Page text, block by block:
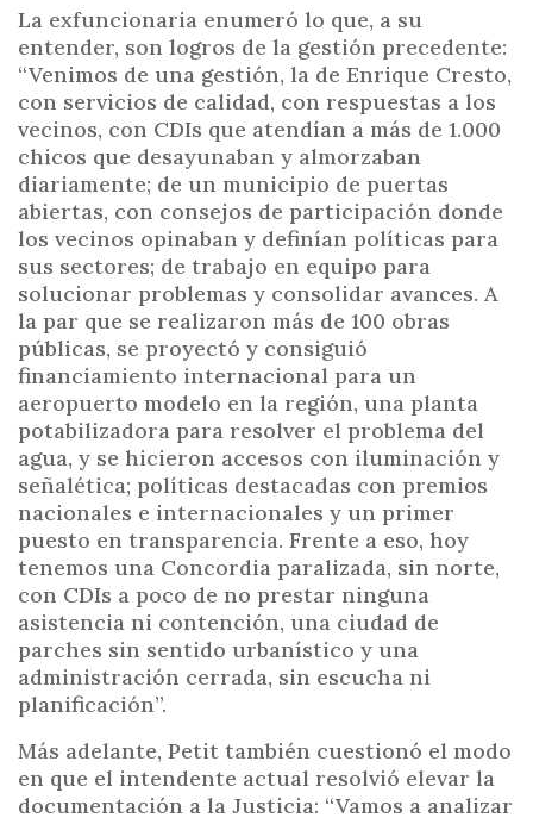
La exfuncionaria enumeró lo que, a su
entender, son logros de la gestión precedente:
“Venimos de una gestión, la de Enrique Cresto,
con servicios de calidad, con respuestas a los
vecinos, con CDIs que atendían a más de 1.000
chicos que desayunaban y almorzaban
diariamente; de un municipio de puertas
abiertas, con consejos de participación donde
los vecinos opinaban y definían políticas para
sus sectores; de trabajo en equipo para
solucionar problemas y consolidar avances. A
la par que se realizaron más de 100 obras
públicas, se proyectó y consiguió
financiamiento internacional para un
aeropuerto modelo en la región, una planta
potabilizadora para resolver el problema del
agua, y se hicieron accesos con iluminación y
señalética; políticas destacadas con premios
nacionales e internacionales y un primer
puesto en transparencia. Frente a eso, hoy
tenemos una Concordia paralizada, sin norte,
con CDIs a poco de no prestar ninguna
asistencia ni contención, una ciudad de
parches sin sentido urbanístico y una
administración cerrada, sin escucha ni
planificación”.
Más adelante, Petit también cuestionó el modo
en que el intendente actual resolvió elevar la
documentación a la Justicia: “Vamos a analizar